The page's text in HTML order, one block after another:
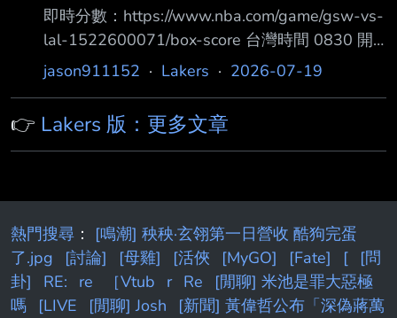
即時分數：https://www.nba.com/game/gsw-vs-
lal-1522600071/box-score 台灣時間 0830 開
打 勇士隊先發 PG LJ Cryer SG Will Richard SF
Ike 湖人隊先發 PG William Hickey SG Chris
Manon SF Adou Thiero PF Cameron Carr C
jason911152 · Lakers · 2026-07-19
👉 Lakers 版：更多文章
熱門搜尋 ： [鳴潮] 秧秧·玄翎第一日營收 酷狗完蛋
了.jpg
[討論] [母雞] [活俠 [MyGO] [Fate] [
[問
卦]
RE: re ［Vtub r Re
[閒聊] 米池是罪大惡極
嗎
[LIVE [閒聊] Josh
[新聞] 黃偉哲公布「深偽蔣萬